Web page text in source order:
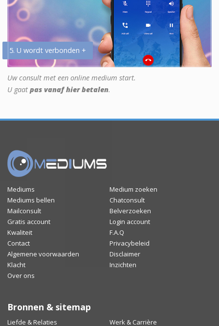
5. U wordt verbonden +
Uw consult met een online medium start.
U gaat pas vanaf hier betalen.
Mediums
Medium zoeken
Mediums bellen
Chatconsult
Mailconsult
Belverzoeken
Gratis account
Login account
Kwaliteit
F.A.Q
Contact
Privacybeleid
Algemene voorwaarden
Disclaimer
Klacht
Inzichten
Over ons
Bronnen & sitemap
Liefde & Relaties Werk & Carrière